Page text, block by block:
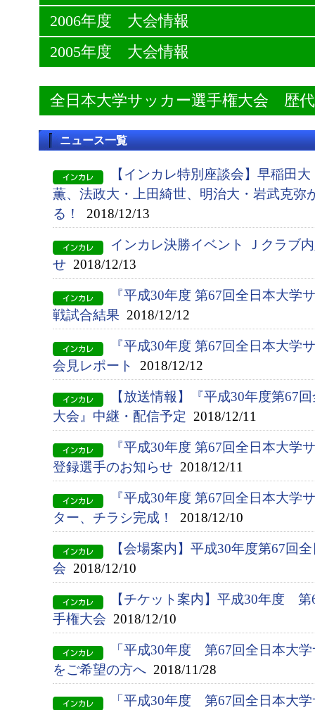
2006年度 大会情報
2005年度 大会情報
全日本大学サッカー選手権大会 歴
ニュース一覧
【インカレ特別座談会】早稲田
薫、法政大・上田綺世、明治大・岩武克弥
る！
2018/12/13
インカレ決勝イベント Ｊクラブ
せ 2018/12/13
『平成30年度 第67回全日本大
戦試合結果 2018/12/12
『平成30年度 第67回全日本大学
会見レポート
2018/12/12
【放送情報】『平成30年度第67
大会』中継・配信予定 2018/12/11
『平成30年度 第67回全日本大学
登録選手のお知らせ 2018/12/11
『平成30年度 第67回全日本大学
ター、チラシ完成！
2018/12/10
【会場案内】平成30年度第67回
会 2018/12/10
【チケット案内】平成30年度
手権大会 2018/12/10
「平成30年度 第67回全日本大
をご希望の方へ 2018/11/28
「平成30年度 第67回全日本大